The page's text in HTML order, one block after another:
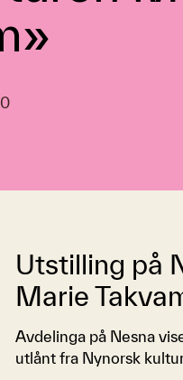
Utstilling på
Marie
Avdelinga på Nesna
utlånt fra Nynorsk